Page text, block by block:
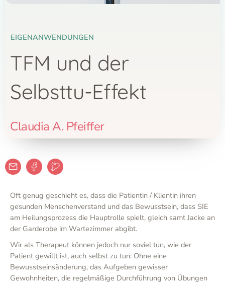
EIGENANWENDUNGEN
TFM und der
Selbsttu-Effekt
Claudia A. Pfeiffer
Oft genug geschieht es, dass die Patientin / Klientin ihren
gesunden Menschenverstand und das Bewusstsein, dass SIE
am Heilungsprozess die Hauptrolle spielt, gleich samt Jacke an
der Garderobe im Wartezimmer abgibt.
Wir als Therapeut können jedoch nur soviel tun, wie der
Patient gewillt ist, auch selbst zu tun: Ohne eine
Bewusstseinsänderung, das Aufgeben gewisser
Gewohnheiten, die regelmäßige Durchführung von Übungen